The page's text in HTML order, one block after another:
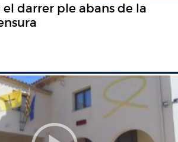
darrer ple abans de la